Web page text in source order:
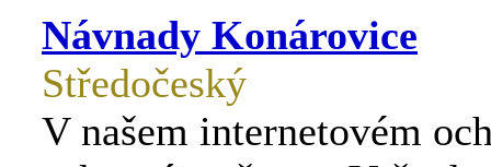
Návnady Konárovice
Středočeský
V našem internetovém